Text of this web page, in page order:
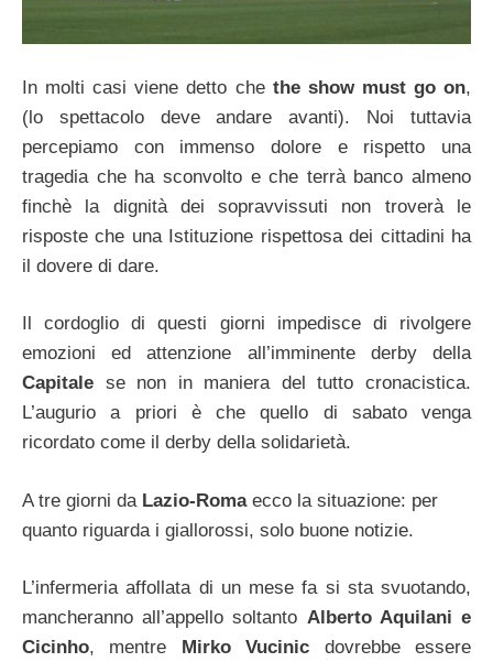
In molti casi viene detto che the show must go on,
(lo spettacolo deve andare avanti). Noi tuttavia
percepiamo con immenso dolore e rispetto una
tragedia che ha sconvolto e che terrà banco almeno
finchè la dignità dei sopravvissuti non troverà le
risposte che una Istituzione rispettosa dei cittadini ha
il dovere di dare.
Il cordoglio di questi giorni impedisce di rivolgere
emozioni ed attenzione all’imminente derby della
Capitale se non in maniera del tutto cronacistica.
L’augurio a priori è che quello di sabato venga
ricordato come il derby della solidarietà.
A tre giorni da Lazio-Romaecco la situazione: per
quanto riguarda i giallorossi, solo buone notizie.
L’infermeria affollata di un mese fa si sta svuotando,
mancheranno all’appello soltanto Alberto Aquilani e
Cicinho, mentre Mirko Vucinic dovrebbe essere